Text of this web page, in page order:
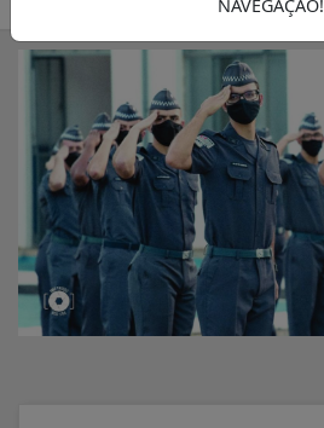
NAVEGAÇÃO!